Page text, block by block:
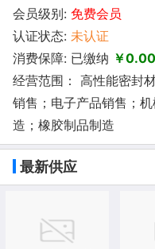
会员级别: 免费会员
认证状态: 未认证
消费保障: 已缴纳 ￥0.00
经营范围： 高性能密封
销售；电子产品销售；
造；橡胶制品制造
最新供应